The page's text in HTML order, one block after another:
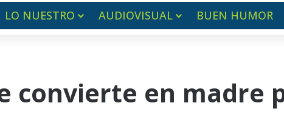
LO NUESTRO AUDIOVISUAL BUEN HUMOR
convierte en madre